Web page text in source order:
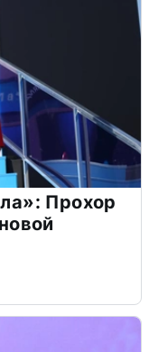
Прохор